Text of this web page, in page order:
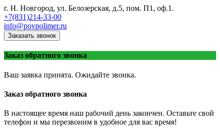
г. Н. Новгород, ул. Белозерская, д.5, пом. П1, оф.1.
+7(831)214-33-00
info@povpolimer.ru
Заказать звонок
Заказ обратного звонка
Ваш заявка принята. Ожидайте звонка.
Заказ обратного звонка
В настоящее время наш рабочий день закончен. Оставьте свой
телефон и мы перезвоним в удобное для вас время!